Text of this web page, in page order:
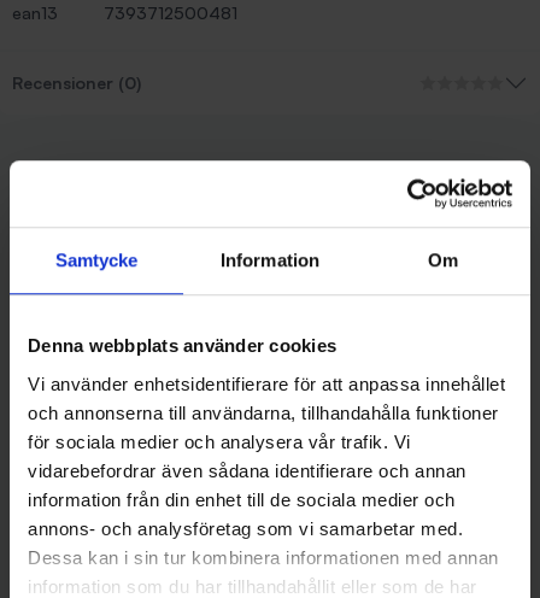
Samtycke Information Om
Denna webbplats använder cookies
Vi använder enhetsidentifierare för att anpassa innehållet
och annonserna till användarna, tillhandahålla funktioner
för sociala medier och analysera vår trafik. Vi
vidarebefordrar även sådana identifierare och annan
information från din enhet till de sociala medier och
annons- och analysföretag som vi samarbetar med.
Dessa kan i sin tur kombinera informationen med annan
information som du har tillhandahållit eller som de har
ean13
7393712500481
Recensioner (0)
Mieko Predator
Mieko Predator Spinner Tail -
Norrsken
79 kr
Mieko Predator
Mieko Predator Fin - IS
55 kr